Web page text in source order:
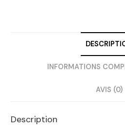
INFORMATIONS
AVIS (0)
Description